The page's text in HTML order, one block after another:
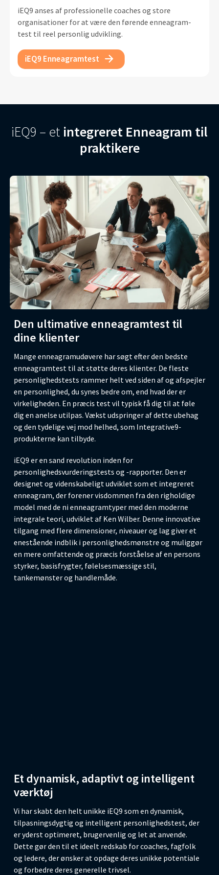
iEQ9 anses af professionelle coaches og store
organisationer for at være den førende enneagram-
test til reel personlig udvikling.
iEQ9 Enneagramtest
iEQ9 – et integreret Enneagram til
praktikere
Den ultimative enneagramtest til
dine klienter
Mange enneagramudøvere har søgt efter den bedste
enneagramtest til at støtte deres klienter. De fleste
personlighedstests rammer helt ved siden af og afspejler
en personlighed, du synes bedre om, end hvad der er
virkeligheden. En præcis test vil typisk få dig til at føle
dig en anelse utilpas. Vækst udspringer af dette ubehag
og den tydelige vej mod helhed, som Integrative9-
produkterne kan tilbyde.
iEQ9 er en sand revolution inden for
personlighedsvurderingstests og -rapporter. Den er
designet og videnskabeligt udviklet som et integreret
enneagram, der forener visdommen fra den righoldige
model med de ni enneagramtyper med den moderne
integrale teori, udviklet af Ken Wilber. Denne innovative
tilgang med flere dimensioner, niveauer og lag giver et
enestående indblik i personlighedsmønstre og muliggør
en mere omfattende og præcis forståelse af en persons
styrker, basisfrygter, følelsesmæssige stil,
tankemønster og handlemåde.
Et dynamisk, adaptivt og intelligent
værktøj
Vi har skabt den helt unikke iEQ9 som en dynamisk,
tilpasningsdygtig og intelligent personlighedstest, der
er yderst optimeret, brugervenlig og let at anvende.
Dette gør den til et ideelt redskab for coaches, fagfolk
og ledere, der ønsker at opdage deres unikke potentiale
og forbedre deres generelle trivsel.